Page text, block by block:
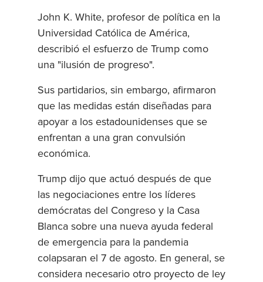
John K. White, profesor de política en la
Universidad Católica de América,
describió el esfuerzo de Trump como
una "ilusión de progreso".
Sus partidarios, sin embargo, afirmaron
que las medidas están diseñadas para
apoyar a los estadounidenses que se
enfrentan a una gran convulsión
económica.
Trump dijo que actuó después de que
las negociaciones entre los líderes
demócratas del Congreso y la Casa
Blanca sobre una nueva ayuda federal
de emergencia para la pandemia
colapsaran el 7 de agosto. En general, se
considera necesario otro proyecto de ley